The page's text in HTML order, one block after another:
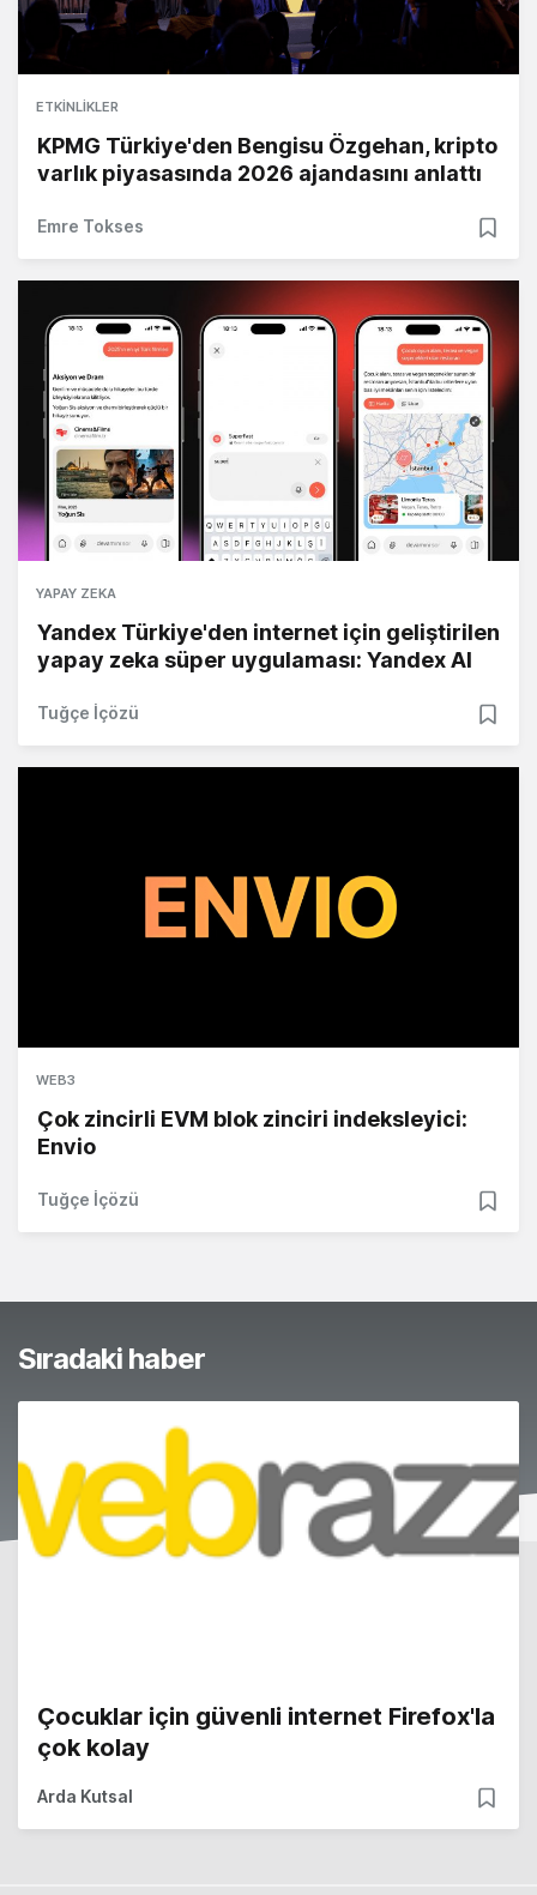
ETKINLIKLER
KPMG Türkiye'den Bengisu Özgehan, kripto
varlık piyasasında 2026 ajandasını anlattı
Emre Tokses
YAPAY ZEKA
Yandex Türkiye'den internet için geliştirilen
yapay zeka süper uygulaması: Yandex AI
Tuğçe İçözü
WEB3
Çok zincirli EVM blok zinciri indeksleyici:
Envio
Tuğçe İçözü
Sıradaki haber
Çocuklar için güvenli internet Firefox'la
çok kolay
Arda Kutsal